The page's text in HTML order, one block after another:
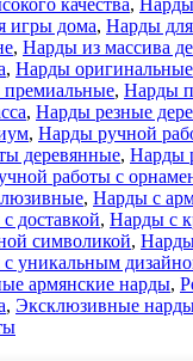
качества,
игры дома, Нарды
, Нарды из массива
, Нарды оригинальные
, Нарды
, Нарды резные
, Нарды ручной
деревянные, Нарды
работы с
, Нарды с
доставкой, Нарды с
символикой,
уникальным
армянские нарды,
, Эксклюзивные